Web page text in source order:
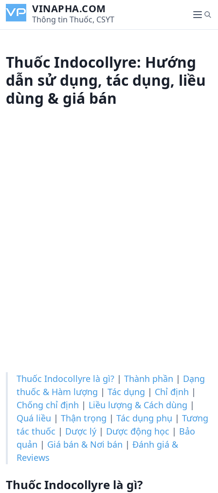
i
VINAPHA.COM
Thông tin Thuốc, CSYT
M
e
S
e
Thuốc Indocollyre: Hướng
dẫn sử dụng, tác dụng, liều
dùng & giá bán
Thuốc Indocollyre là gì? | Thành phần | Dạng
thuốc & Hàm lượng | Tác dụng | Chỉ định |
Chống chỉ định | Liều lượng & Cách dùng |
Quá liều | Thận trọng | Tác dụng phụ | Tương
tác thuốc | Dược lý | Dược động học | Bảo
quản | Giá bán & Nơi bán | Đánh giá &
Reviews
Thuốc Indocollyre là gì?